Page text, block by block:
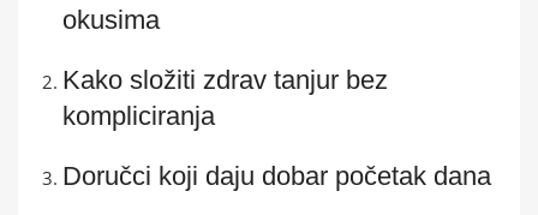
okusima
Kako složiti zdrav tanjur bez
kompliciranja
Doručci koji daju dobar početak dana